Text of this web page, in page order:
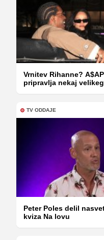
Vrnitev Rihanne?
pripravlja nekaj
TV ODDAJE
Peter Poles delil
kviza Na lovu